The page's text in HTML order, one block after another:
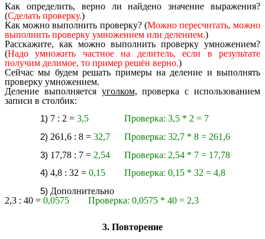
Как определить, верно ли найдено значение выражения?
(Сделать проверку.)
Как можно выполнить проверку? (Можно пересчитать, можно
выполнить проверку умножением или делением.)
Расскажите, как можно выполнить проверку умножением?
(Надо умножить частное на делитель, если в результате
получим делимое, то пример решён верно.)
Сейчас мы будем решать примеры на деление и выполнять
проверку умножением.
Деление выполняется уголком, проверка с использованием
записи в столбик:
7 : 2 = 3,5 Проверка: 3,5 * 2 = 7
261,6 : 8 = 32,7 Проверка: 32,7 * 8 = 261,6
17,78 : 7 = 2,54 Проверка: 2,54 * 7 = 17,78
4,8 : 32 = 0,15 Проверка: 0,15 * 32 = 4,8
Дополнительно
2,3 : 40 = 0,0575 Проверка: 0,0575 * 40 = 2,3
3. Повторение